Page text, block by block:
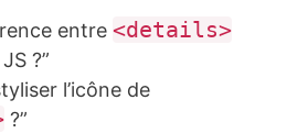
entre <details>
?”
l’icône de
?”